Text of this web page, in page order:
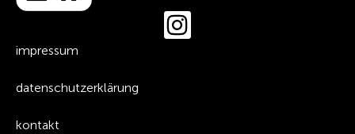
impressum
datenschutzerklärung
kontakt